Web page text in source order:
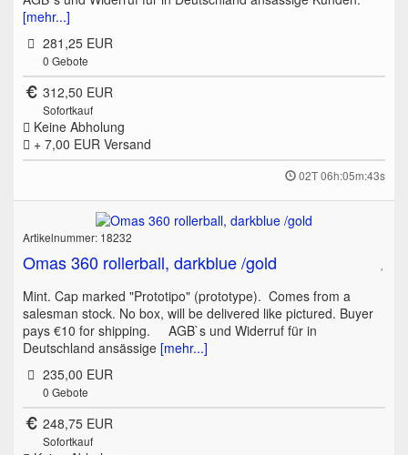
[mehr...]
281,25 EUR
0 Gebote
312,50 EUR
Sofortkauf
Keine Abholung
+ 7,00 EUR Versand
02T 06h:05m:43s
Artikelnummer: 18232
Omas 360 rollerball, darkblue /gold
Mint. Cap marked "Prototipo" (prototype). Comes from a
salesman stock. No box, will be delivered like pictured. Buyer
pays €10 for shipping. AGB`s und Widerruf für in
Deutschland ansässige [mehr...]
235,00 EUR
0 Gebote
248,75 EUR
Sofortkauf